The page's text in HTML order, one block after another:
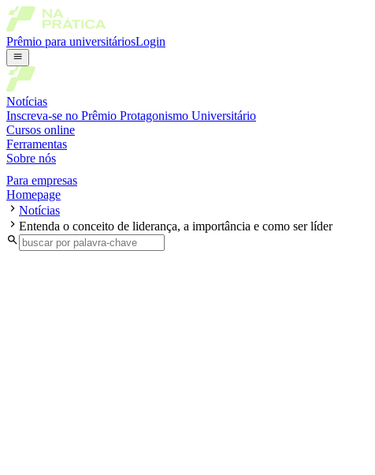
Prêmio para universitáriosLogin
Notícias
Inscreva-se no Prêmio Protagonismo Universitário
Cursos online
Ferramentas
Sobre nós
Para empresas
Homepage
Notícias
Entenda o conceito de liderança, a importância e como ser líder